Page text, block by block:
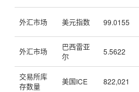
外汇市场 美元指数 99.0155
外汇市场
巴西雷亚
尔
5.5622
交易所库
存数量
美国ICE 822,021